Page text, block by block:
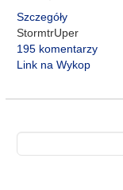
Szczegóły
StormtrUper
195 komentarzy
Link na Wykop